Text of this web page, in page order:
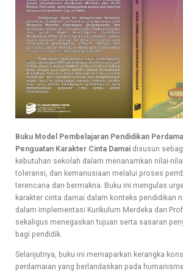
Buku Model Pembelajaran Pendidikan
Penguatan Karakter Cinta Damai disusun
kebutuhan sekolah dalam menanamkan nilai-
toleransi, dan kemanusiaan melalui proses
terencana dan bermakna. Buku ini mengulas
karakter cinta damai dalam konteks pendidikan
dalam implementasi Kurikulum Merdeka dan
sekaligus menegaskan tujuan serta sasaran
bagi pendidik.
Selanjutnya, buku ini memaparkan kerangka
perdamaian yang berlandaskan pada